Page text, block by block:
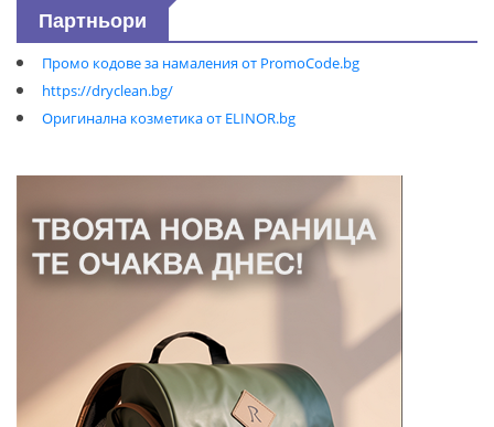
Партньори
Промо кодове за намаления от PromoCode.bg
https://dryclean.bg/
Оригинална козметика от ELINOR.bg